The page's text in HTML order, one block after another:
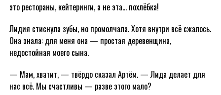
это рестораны, кейтеринги, а не эта… похлёбка!
Лидия стиснула зубы, но промолчала. Хотя внутри всё сжалось.
Она знала: для меня она — простая деревенщина,
недостойная моего сына.
— Мам, хватит, — твёрдо сказал Артём. — Лида делает для
нас всё. Мы счастливы — разве этого мало?